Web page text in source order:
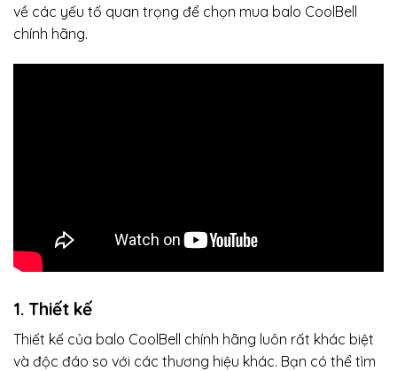
về các yếu tố quan trọng để chọn mua balo CoolBell
chính hãng.
1. Thiết kế
Thiết kế của balo CoolBell chính hãng luôn rất khác biệt
và độc đáo so với các thương hiệu khác. Bạn có thể tìm